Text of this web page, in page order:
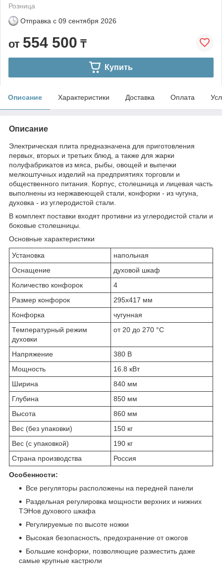
Розница
Отправка с 09 сентября 2026
от 554 500 ₸
Купить
Описание Характеристики Доставка Оплата
Описание
Электрическая плита предназначена для приготовления
первых, вторых и третьих блюд, а также для жарки
полуфабрикатов из мяса, рыбы, овощей и выпечки
мелкоштучных изделий на предприятиях торговли и
общественного питания. Корпус, столешница и лицевая часть
выполнены из нержавеющей стали, конфорки - из чугуна,
духовка - из углеродистой стали.
В комплект поставки входят противни из углеродистой стали и
боковые столешницы.
Основные характеристики
Установка
напольная
Оснащение
духовой шкаф
Количество конфорок
4
Размер конфорок
295х417 мм
Конфорка
чугунная
Температурный режим
духовки
от 20 до 270 °С
Напряжение
380 В
Мощность
16.8 кВт
Ширина
840 мм
Глубина
850 мм
Высота
860 мм
Вес (без упаковки)
150 кг
Вес (с упаковкой)
190 кг
Страна производства
Россия
Особенности:
Все регуляторы расположены на передней панели
Раздельная регулировка мощности верхних и нижних
ТЭНов духового шкафа
Регулируемые по высоте ножки
Высокая безопасность, предохранение от ожогов
Большие конфорки, позволяющие разместить даже
самые крупные кастрюли